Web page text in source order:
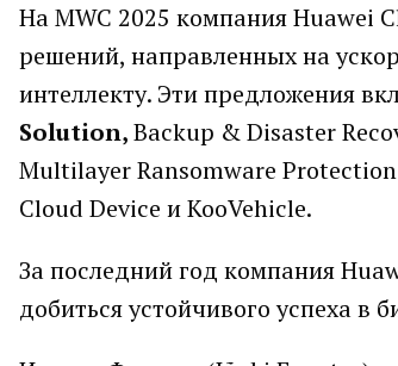
На MWC 2025 компания Huawei
решений, направленных на
интеллекту. Эти предложения
Solution,Backup & Disaster
Multilayer Ransomware
Cloud Device и KooVehicle.
За последний год компания
добиться устойчивого успеха